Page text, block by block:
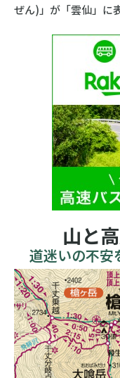
ぜん)」が「雲仙」に
山と
道迷いの不安